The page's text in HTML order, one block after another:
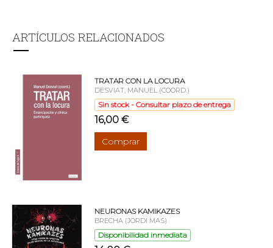
ARTÍCULOS RELACIONADOS
TRATAR CON LA LOCURA
DESVIAT, MANUEL (COORD.)
Sin stock - Consultar plazo de entrega
16,00 €
Comprar
NEURONAS KAMIKAZES
BRECHA (JORDI MAS)
Disponibilidad inmediata